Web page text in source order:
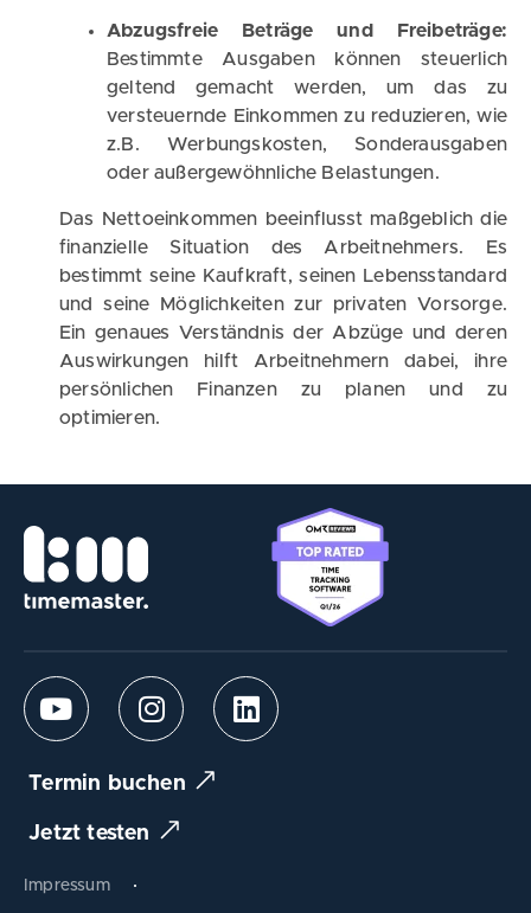
Abzugsfreie Beträge und Freibeträge:
Bestimmte Ausgaben können steuerlich
geltend gemacht werden, um das zu
versteuernde Einkommen zu reduzieren, wie
z.B. Werbungskosten, Sonderausgaben
oder außergewöhnliche Belastungen.
Das Nettoeinkommen beeinflusst maßgeblich die
finanzielle Situation des Arbeitnehmers. Es
bestimmt seine Kaufkraft, seinen Lebensstandard
und seine Möglichkeiten zur privaten Vorsorge.
Ein genaues Verständnis der Abzüge und deren
Auswirkungen hilft Arbeitnehmern dabei, ihre
persönlichen Finanzen zu planen und zu
optimieren.
Termin buchen
Jetzt testen
Impressum